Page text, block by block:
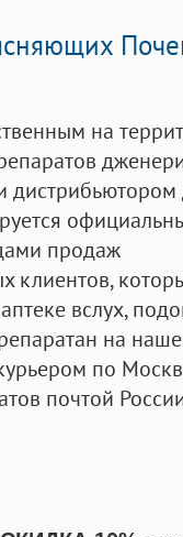
на
дистрибьютором
продаж
клиентов,
вслух,
на
по
почтой